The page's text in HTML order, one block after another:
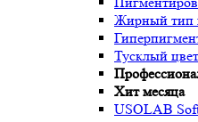
Жирный тип
Тусклый
Хит месяца
USOLAB Soft